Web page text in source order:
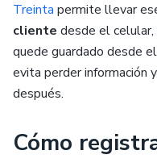
Treinta permite llevar
cliente desde el
quede guardado desde
evita perder información
después.
Cómo